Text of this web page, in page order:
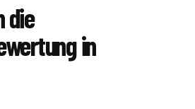
die
in